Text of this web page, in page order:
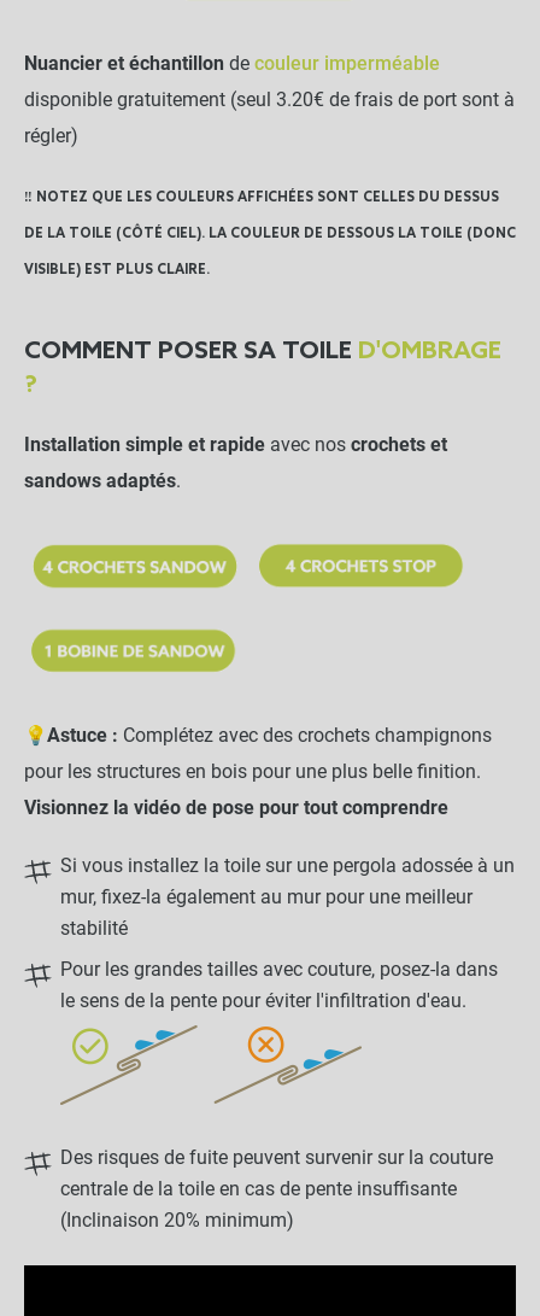
Nuancier et échantillon de couleur imperméable
disponible gratuitement (seul 3.20€ de frais de port sont à
régler)
‼️ NOTEZ QUE LES COULEURS AFFICHÉES SONT CELLES DU DESSUS
DE LA TOILE (CÔTÉ CIEL). LA COULEUR DE DESSOUS LA TOILE (DONC
VISIBLE) EST PLUS CLAIRE.
COMMENT POSER SA TOILE D'OMBRAGE
?
Installation simple et rapide avec nos crochets et
sandows adaptés.
💡Astuce : Complétez avec des crochets champignons
pour les structures en bois pour une plus belle finition.
Visionnez la vidéo de pose pour tout comprendre
Si vous installez la toile sur une pergola adossée à un
mur, fixez-la également au mur pour une meilleur
stabilité
Pour les grandes tailles avec couture, posez-la dans
le sens de la pente pour éviter l'infiltration d'eau.
Des risques de fuite peuvent survenir sur la couture
centrale de la toile en cas de pente insuffisante
(Inclinaison 20% minimum)